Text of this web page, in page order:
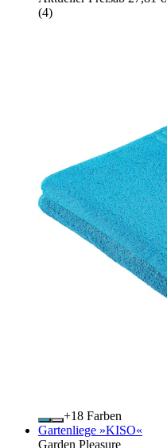
(4)
+
Farben
Gartenliege »KISO«
Garden Pleasure